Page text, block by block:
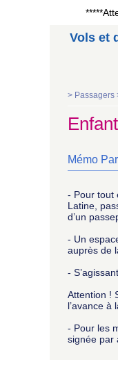
Vols et
> Passagers
Mémo
- Pour tout
Latine,
d’un
- Un
auprès de
-
Attention !
l’avance à
- Pour les
signée par